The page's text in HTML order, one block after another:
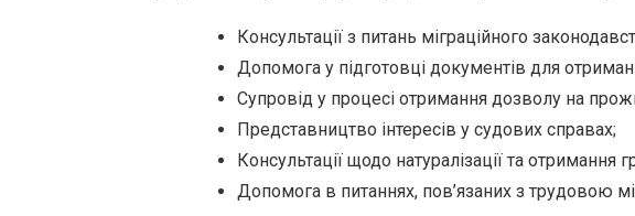
Консультації з питань міграційного
Допомога у підготовці документів для
Супровід у процесі отримання дозволу на
Представництво інтересів у судових справах;
Консультації щодо натуралізації та отримання
Допомога в питаннях, пов’язаних з трудовою